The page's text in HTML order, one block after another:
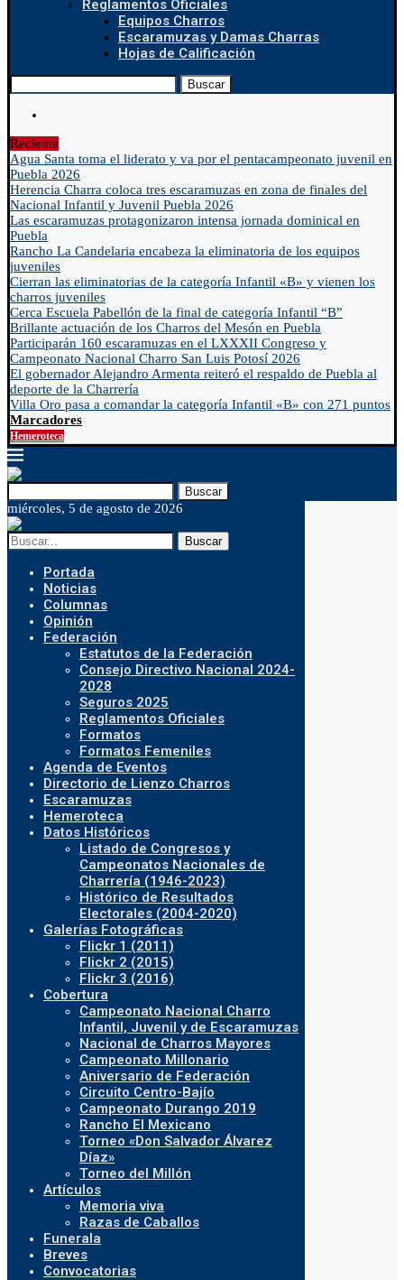
Reglamentos Oficiales
Equipos Charros
Escaramuzas y Damas Charras
Hojas de Calificación
Buscar
Reciente
Agua Santa toma el liderato y va por el pentacampeonato juvenil en
Puebla 2026
Herencia Charra coloca tres escaramuzas en zona de finales del
Nacional Infantil y Juvenil Puebla 2026
Las escaramuzas protagonizaron intensa jornada dominical en
Puebla
Rancho La Candelaria encabeza la eliminatoria de los equipos
juveniles
Cierran las eliminatorias de la categoría Infantil «B» y vienen los
charros juveniles
Cerca Escuela Pabellón de la final de categoría Infantil “B”
Brillante actuación de los Charros del Mesón en Puebla
Participarán 160 escaramuzas en el LXXXII Congreso y
Campeonato Nacional Charro San Luis Potosí 2026
El gobernador Alejandro Armenta reiteró el respaldo de Puebla al
deporte de la Charrería
Villa Oro pasa a comandar la categoría Infantil «B» con 271 puntos
Marcadores
Hemeroteca
Buscar
miércoles, 5 de agosto de 2026
Buscar
Portada
Noticias
Columnas
Opinión
Federación
Estatutos de la Federación
Consejo Directivo Nacional 2024-
2028
Seguros 2025
Reglamentos Oficiales
Formatos
Formatos Femeniles
Agenda de Eventos
Directorio de Lienzo Charros
Escaramuzas
Hemeroteca
Datos Históricos
Listado de Congresos y
Campeonatos Nacionales de
Charrería (1946-2023)
Histórico de Resultados
Electorales (2004-2020)
Galerías Fotográficas
Flickr 1 (2011)
Flickr 2 (2015)
Flickr 3 (2016)
Cobertura
Campeonato Nacional Charro
Infantil, Juvenil y de Escaramuzas
Nacional de Charros Mayores
Campeonato Millonario
Aniversario de Federación
Circuito Centro-Bajío
Campeonato Durango 2019
Rancho El Mexicano
Torneo «Don Salvador Álvarez
Díaz»
Torneo del Millón
Artículos
Memoria viva
Razas de Caballos
Funerala
Breves
Convocatorias